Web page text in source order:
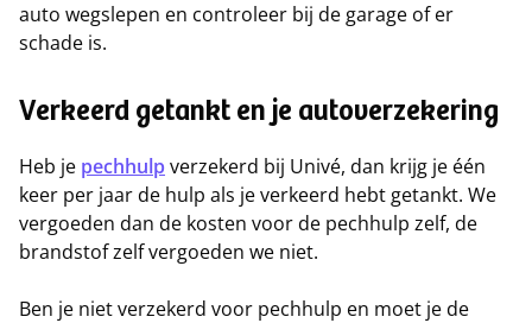
auto wegslepen en controleer bij de garage of er
schade is.
Verkeerd getankt en je autoverzekering
Heb je pechhulpverzekerd bij Univé, dan krijg je één
keer per jaar de hulp als je verkeerd hebt getankt. We
vergoeden dan de kosten voor de pechhulp zelf, de
brandstof zelf vergoeden we niet.
Ben je niet verzekerd voor pechhulp en moet je de